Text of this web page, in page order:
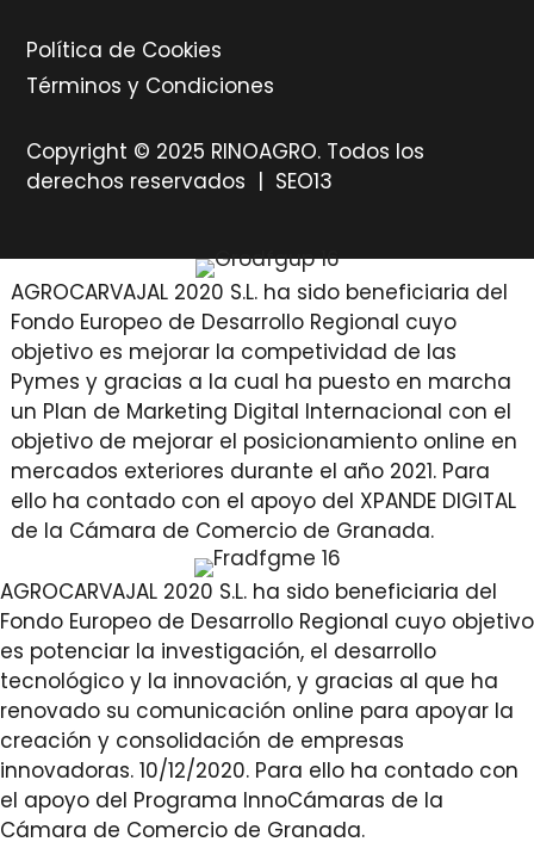
Política de Cookies
Términos y Condiciones
Copyright © 2025 RINOAGRO. Todos los
derechos reservados | SEO13
AGROCARVAJAL 2020 S.L. ha sido beneficiaria del
Fondo Europeo de Desarrollo Regional cuyo
objetivo es mejorar la competividad de las
Pymes y gracias a la cual ha puesto en marcha
un Plan de Marketing Digital Internacional con el
objetivo de mejorar el posicionamiento online en
mercados exteriores durante el año 2021. Para
ello ha contado con el apoyo del XPANDE DIGITAL
de la Cámara de Comercio de Granada.
AGROCARVAJAL 2020 S.L. ha sido beneficiaria del
Fondo Europeo de Desarrollo Regional cuyo objetivo
es potenciar la investigación, el desarrollo
tecnológico y la innovación, y gracias al que ha
renovado su comunicación online para apoyar la
creación y consolidación de empresas
innovadoras. 10/12/2020. Para ello ha contado con
el apoyo del Programa InnoCámaras de la
Cámara de Comercio de Granada.